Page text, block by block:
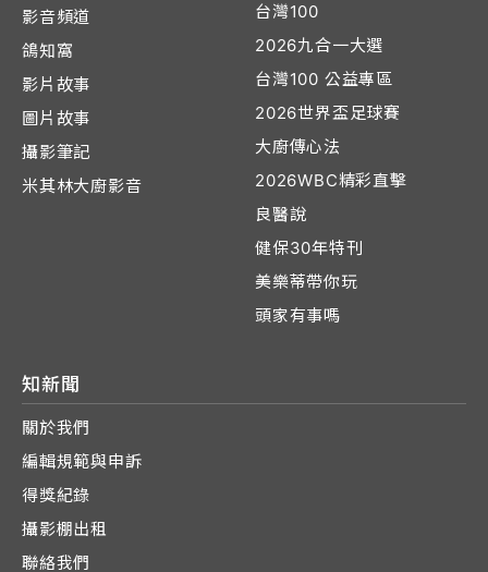
影音頻道
鴿知窩
影片故事
圖片故事
攝影筆記
米其林大廚影音
台灣100
2026九合一大選
台灣100 公益專區
2026世界盃足球賽
大廚傳心法
2026WBC精彩直擊
良醫說
健保30年特刊
美樂蒂帶你玩
頭家有事嗎
知新聞
關於我們
編輯規範與申訴
得獎紀錄
攝影棚出租
聯絡我們